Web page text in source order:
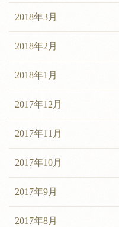
2018年3月
2018年2月
2018年1月
2017年12月
2017年11月
2017年10月
2017年9月
2017年8月